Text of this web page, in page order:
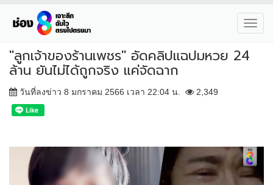
"ลูกเจ้าของร้านเพชร" อัดคลิปแฉปมหวย 24
ล้าน ยันไม่ได้ถูกจริง แค่จัดฉาก
วันที่ลงข่าว 8 มกราคม 2566 เวลา 22:04 น. 2,349